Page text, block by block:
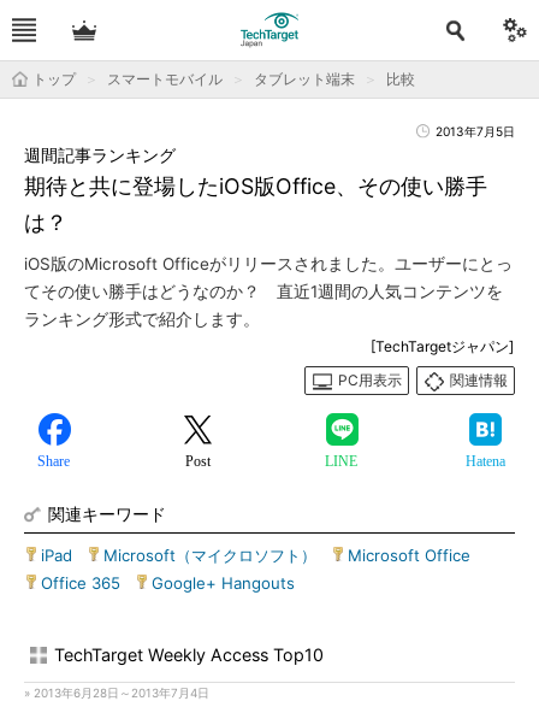
トップ スマートモバイル タブレット端末 比較
2013年7月5日
期待と共に登場したiOS版Office、その使い勝手
は？
週間記事ランキング
iOS版のMicrosoft Officeがリリースされました。ユーザーにとっ
てその使い勝手はどうなのか？ 直近1週間の人気コンテンツを
ランキング形式で紹介します。
[TechTargetジャパン]
PC用表示
関連情報
Share Post LINE Hatena
関連キーワード
iPad Microsoft（マイクロソフト） Microsoft Office
Office 365
Google+ Hangouts
TechTarget Weekly Access Top10
» 2013年6月28日～2013年7月4日